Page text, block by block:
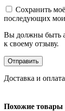
Сохранить
последующих
Вы должны быть
к своему отзыву.
Доставка и оплата
Похожие товары